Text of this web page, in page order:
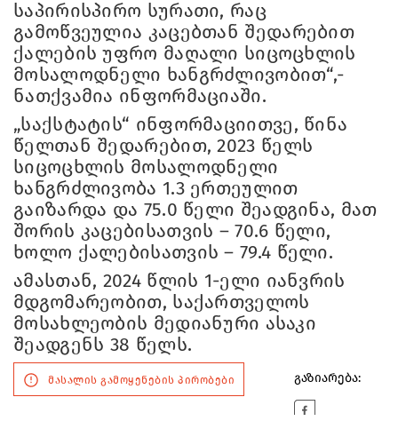
საპირისპირო სურათი, რაც
გამოწვეულია კაცებთან შედარებით
ქალების უფრო მაღალი სიცოცხლის
მოსალოდნელი ხანგრძლივობით“,-
ნათქვამია ინფორმაციაში.
„საქსტატის“ ინფორმაციითვე, წინა
წელთან შედარებით, 2023 წელს
სიცოცხლის მოსალოდნელი
ხანგრძლივობა 1.3 ერთეულით
გაიზარდა და 75.0 წელი შეადგინა, მათ
შორის კაცებისათვის – 70.6 წელი,
ხოლო ქალებისათვის – 79.4 წელი.
ამასთან, 2024 წლის 1-ელი იანვრის
მდგომარეობით, საქართველოს
მოსახლეობის მედიანური ასაკი
შეადგენს 38 წელს.
მასალის გამოყენების პირობები გაზიარება: